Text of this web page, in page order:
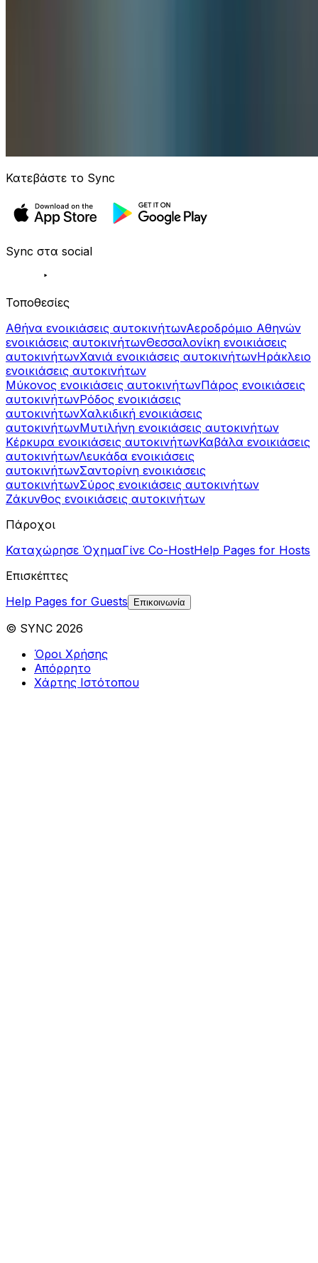
Κατεβάστε το Sync
Sync στα social
Τοποθεσίες
Αθήνα ενοικιάσεις αυτοκινήτωνΑεροδρόμιο Αθηνών
ενοικιάσεις αυτοκινήτωνΘεσσαλονίκη ενοικιάσεις
αυτοκινήτωνΧανιά ενοικιάσεις αυτοκινήτωνΗράκλειο
ενοικιάσεις αυτοκινήτων
Μύκονος ενοικιάσεις αυτοκινήτωνΠάρος ενοικιάσεις
αυτοκινήτωνΡόδος ενοικιάσεις
αυτοκινήτωνΧαλκιδική ενοικιάσεις
αυτοκινήτωνΜυτιλήνη ενοικιάσεις αυτοκινήτων
Κέρκυρα ενοικιάσεις αυτοκινήτωνΚαβάλα ενοικιάσεις
αυτοκινήτωνΛευκάδα ενοικιάσεις
αυτοκινήτωνΣαντορίνη ενοικιάσεις
αυτοκινήτωνΣύρος ενοικιάσεις αυτοκινήτων
Ζάκυνθος ενοικιάσεις αυτοκινήτων
Πάροχοι
Καταχώρησε ΌχημαΓίνε Co-HostHelp Pages for Hosts
Επισκέπτες
Help Pages for Guests
Επικοινωνία
© SYNC 2026
Όροι Χρήσης
Απόρρητο
Χάρτης Ιστότοπου